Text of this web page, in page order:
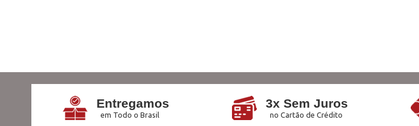
Entregamos
em Todo o Brasil
3x Sem Juros
no Cartão de Crédito